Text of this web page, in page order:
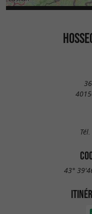
43°